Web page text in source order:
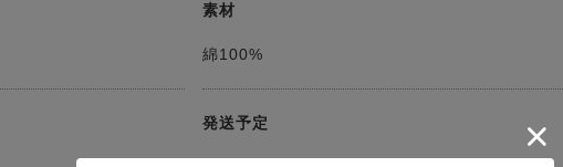
素材
綿100%
発送予定